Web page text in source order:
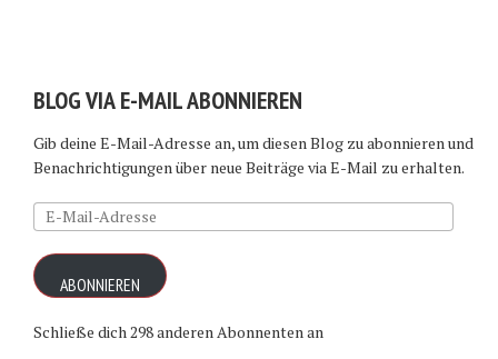
BLOG VIA E-MAIL ABONNIEREN
Gib deine E-Mail-Adresse an, um diesen Blog zu abonnieren und
Benachrichtigungen über neue Beiträge via E-Mail zu erhalten.
E-
Mail-
Adresse
ABONNIEREN
Schließe dich 298 anderen Abonnenten an